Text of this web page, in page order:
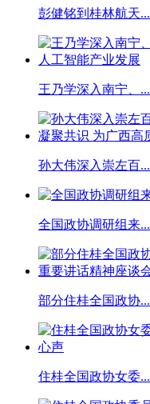
彭健铭到桂林航天...
王乃学深入南宁、...
孙大伟深入崇左百...
全国政协调研组来...
部分住桂全国政协...
住桂全国政协女委...